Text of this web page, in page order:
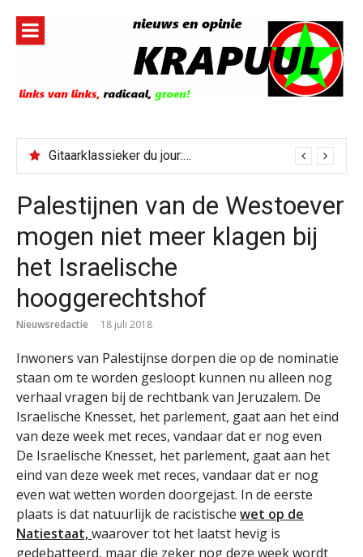
inhoud
Gitaarklassieker du jour: Paris, Texas/Cold Was The Night, Hard Was The Ground
Palestijnen van de Westoever
mogen niet meer klagen bij
het Israelische
hooggerechtshof
Nieuwsredactie 18 juli 2018
Inwoners van Palestijnse dorpen die op de nominatie
staan om te worden gesloopt kunnen nu alleen nog
verhaal vragen bij de rechtbank van Jeruzalem. De
Israelische Knesset, het parlement, gaat aan het eind
van deze week met reces, vandaar dat er nog even
De Israelische Knesset, het parlement, gaat aan het
eind van deze week met reces, vandaar dat er nog
even wat wetten worden doorgejast. In de eerste
plaats is dat natuurlijk de racistische wet op de
Natiestaat,waarover tot het laatst hevig is
gedebatteerd, maar die zeker nog deze week wordt